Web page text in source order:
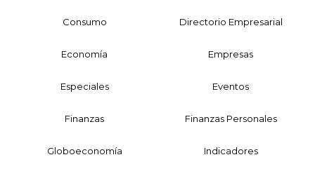
Consumo Directorio Empresarial
Economía Empresas
Especiales Eventos
Finanzas Finanzas Personales
Globoeconomía Indicadores